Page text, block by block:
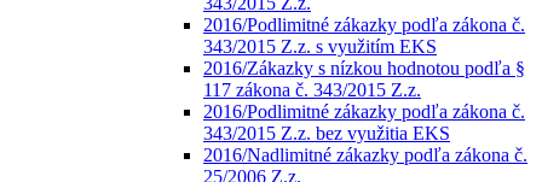
2016/Podlimitné zákazky podľa zákona č.
343/2015 Z.z. s využitím EKS
2016/Zákazky s nízkou hodnotou podľa §
117 zákona č. 343/2015 Z.z.
2016/Podlimitné zákazky podľa zákona č.
343/2015 Z.z. bez využitia EKS
2016/Nadlimitné zákazky podľa zákona č.
25/2006 Z.z.